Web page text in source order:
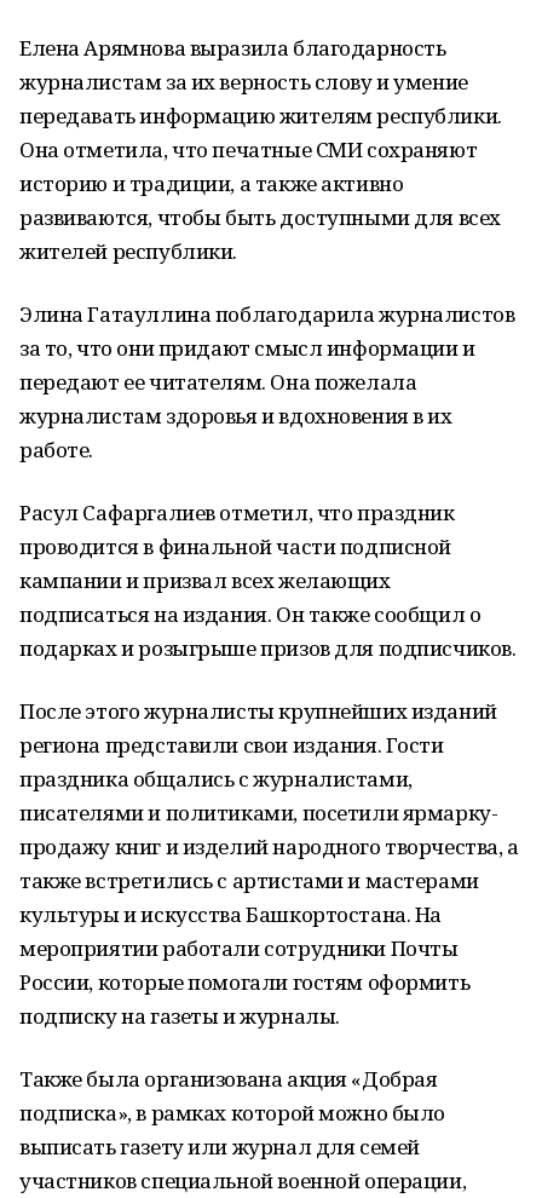
Елена Арямнова выразила благодарность
журналистам за их верность слову и умение
передавать информацию жителям республики.
Она отметила, что печатные СМИ сохраняют
историю и традиции, а также активно
развиваются, чтобы быть доступными для всех
жителей республики.
Элина Гатауллина поблагодарила журналистов
за то, что они придают смысл информации и
передают ее читателям. Она пожелала
журналистам здоровья и вдохновения в их
работе.
Расул Сафаргалиев отметил, что праздник
проводится в финальной части подписной
кампании и призвал всех желающих
подписаться на издания. Он также сообщил о
подарках и розыгрыше призов для подписчиков.
После этого журналисты крупнейших изданий
региона представили свои издания. Гости
праздника общались с журналистами,
писателями и политиками, посетили ярмарку-
продажу книг и изделий народного творчества, а
также встретились с артистами и мастерами
культуры и искусства Башкортостана. На
мероприятии работали сотрудники Почты
России, которые помогали гостям оформить
подписку на газеты и журналы.
Также была организована акция «Добрая
подписка», в рамках которой можно было
выписать газету или журнал для семей
участников специальной военной операции,